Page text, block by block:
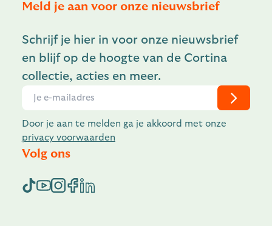
Meld je aan voor onze nieuwsbrief
Schrijf je hier in voor onze nieuwsbrief
en blijf op de hoogte van de Cortina
collectie, acties en meer.
Door je aan te melden ga je akkoord met onze
privacy voorwaarden
Volg ons